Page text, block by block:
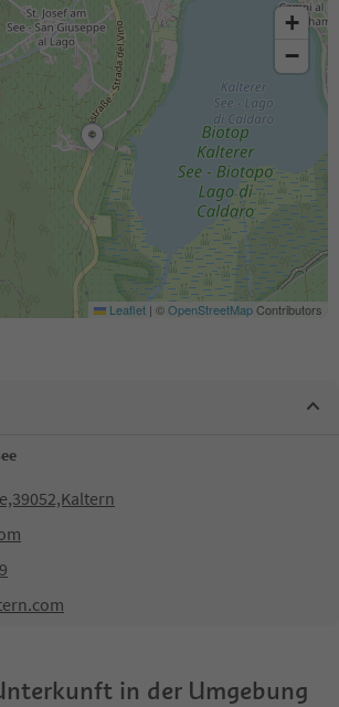
+
−
Leaflet | ©OpenStreetMapContributors
in der Umgebung